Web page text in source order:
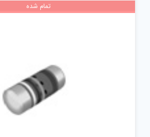
تمام شده